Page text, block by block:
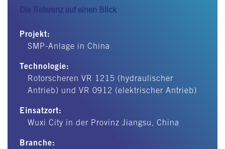
Die Referenz auf einen Blick
Projekt:
SMP-Anlage in China
Technologie:
Rotorscheren VR 1215 (hydraulischer
Antrieb) und VR 0912 (elektrischer Antrieb)
Einsatzort:
Wuxi City in der Provinz Jiangsu, China
Branche: